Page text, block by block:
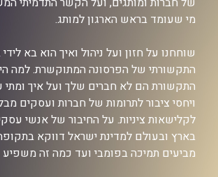
מי שעומד בראש הארגון למותג.
שוחחנו על חזון ועל ניהול ואיך הוא בא לידי
התקשורתי של הפרסונה המתוקשרת. למה
התקשורת הם לא חברים שלך ועל איך
ויחסי ציבור לתרומות של חברות ועסקים
לקלישאות ציניות. על החיבור של אנשי
בארץ ובעולם למדינת ישראל דווקא
מביעים תמיכה בפומבי ועד כמה זה